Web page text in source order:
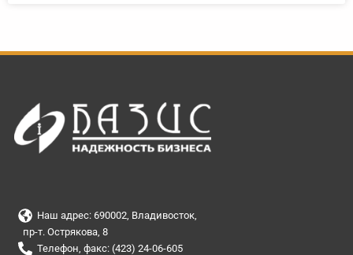
Наш адрес: 690002, Владивосток,
пр-т. Острякова, 8
Телефон, факс: (423) 24-06-605